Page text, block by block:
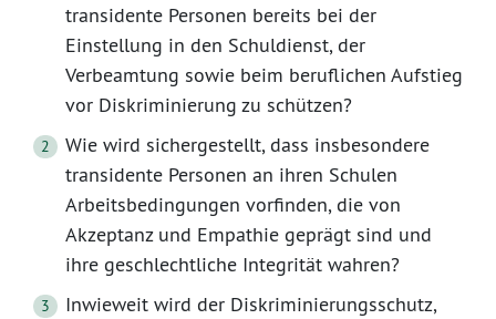
transidente Personen bereits bei der
Einstellung in den Schuldienst, der
Verbeamtung sowie beim beruflichen Aufstieg
vor Diskriminierung zu schützen?
Wie wird sichergestellt, dass insbesondere
transidente Personen an ihren Schulen
Arbeitsbedingungen vorfinden, die von
Akzeptanz und Empathie geprägt sind und
ihre geschlechtliche Integrität wahren?
Inwieweit wird der Diskriminierungsschutz,